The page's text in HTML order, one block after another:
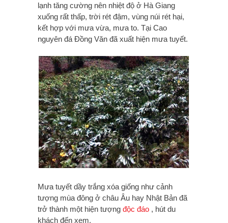
lạnh tăng cường nên nhiệt độ ở Hà Giang
xuống rất thấp, trời rét đậm, vùng núi rét hại,
kết hợp với mưa vừa, mưa to. Tại Cao
nguyên đá Đồng Văn đã xuất hiện mưa tuyết.
Mưa tuyết dầy trắng xóa giống như cảnh
tượng mùa đông ở châu Âu hay Nhật Bản đã
trở thành một hiện tượng độc đáo , hút du
khách đến xem.